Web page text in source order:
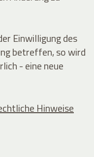
Einwilligung des
betreffen, so wird
- eine neue
Hinweise